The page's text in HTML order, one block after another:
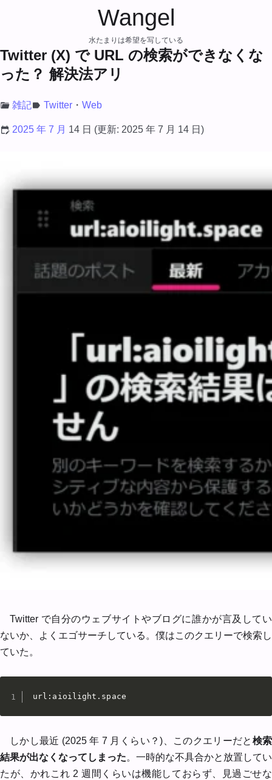
Wangel
水たまりは希望を写している
Twitter (X) で URL の検索ができなくな
った？ 解決法アリ
雑記 Twitter Web
2025 年 7 月 14 日 (更新: 2025 年 7 月 14 日 )
Twitter で自分のウェブサイトやブログに誰かが言及してい
ないか、よくエゴサーチしている。僕はこのクエリーで検索し
ていた。
url:aioilight.space
しかし最近 (2025 年 7 月くらい？)、このクエリーだと 検索
結果が出なくなってしまった。一時的な不具合かと放置してい
たが、かれこれ 2 週間くらいは機能しておらず、見過ごせな